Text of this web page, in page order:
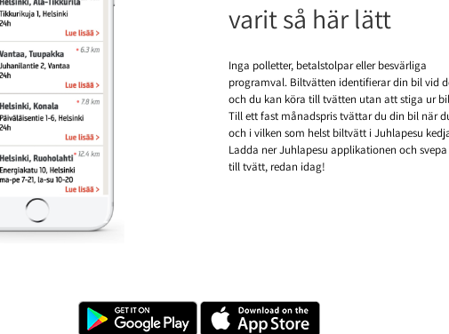
varit så här lätt
Inga polletter, betalstolpar eller besvärliga
programval. Biltvätten identifierar din bil vid
och du kan köra till tvätten utan att stiga ur
Till ett fast månadspris tvättar du din bil när
och i vilken som helst biltvätt i Juhlapesu
Ladda ner Juhlapesu applikationen och
till tvätt, redan idag!